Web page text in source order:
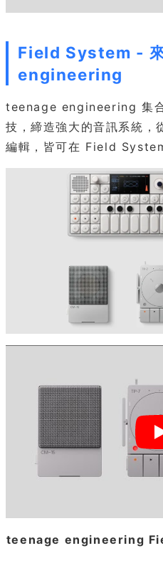
Field System -
engineering
teenage engineering 集合
技，締造強大的音訊系統，
編輯，皆可在 Field
teenage engineering